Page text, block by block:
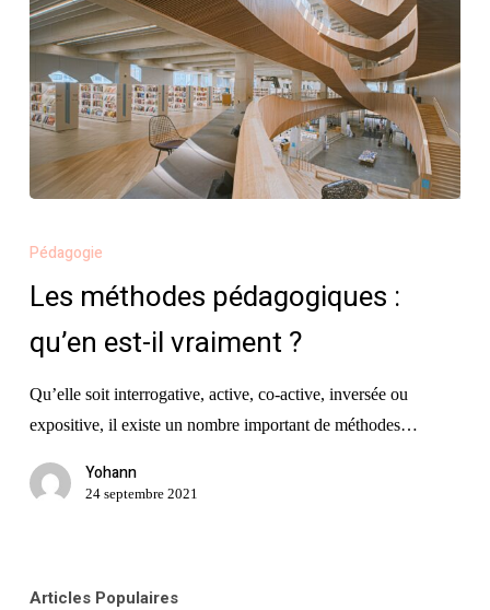
méthodes
:
qu’en
il
vraiment
Pédagogie
Les méthodes pédagogiques :
qu’en est-il vraiment ?
Qu’elle soit interrogative, active, co-active, inversée ou
expositive, il existe un nombre important de méthodes…
Yohann
24 septembre 2021
Articles Populaires